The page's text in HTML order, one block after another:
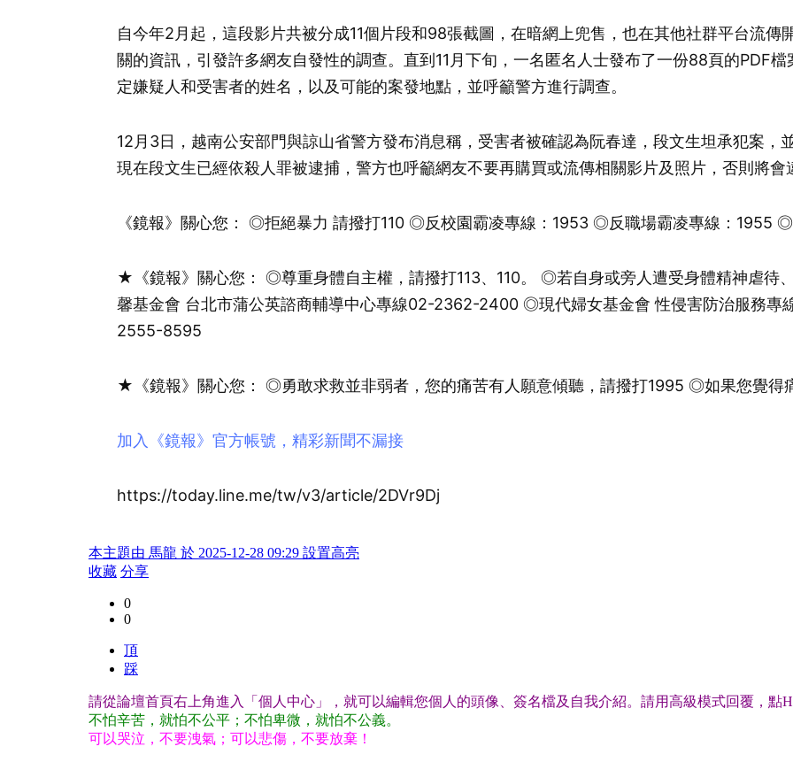
自今年2月起，這段影片共被分成11個片段和98張截圖，在暗網上兜售，也在其他社群平台流
關的資訊，引發許多網友自發性的調查。直到11月下旬，一名匿名人士發布了一份88頁的PDF
定嫌疑人和受害者的姓名，以及可能的案發地點，並呼籲警方進行調查。
12月3日，越南公安部門與諒山省警方發布消息稱，受害者被確認為阮春達，段文生坦承犯案，
現在段文生已經依殺人罪被逮捕，警方也呼籲網友不要再購買或流傳相關影片及照片，否則將會
《鏡報》關心您： ◎拒絕暴力 請撥打110 ◎反校園霸凌專線：1953 ◎反職場霸凌專線：1955
★《鏡報》關心您： ◎尊重身體自主權，請撥打113、110。 ◎若自身或旁人遭受身體精神虐待
馨基金會 台北市蒲公英諮商輔導中心專線02-2362-2400 ◎現代婦女基金會 性侵害防治服務
2555-8595
★《鏡報》關心您： ◎勇敢求救並非弱者，您的痛苦有人願意傾聽，請撥打1995 ◎如果您覺得
加入《鏡報》官方帳號，精彩新聞不漏接
https://today.line.me/tw/v3/article/2DVr9Dj
本主題由 馬龍 於 2025-12-28 09:29 設置高亮
收藏 分享
0
0
頂
踩
請從論壇首頁右上角進入「個人中心」，就可以編輯您個人的頭像、簽名檔及自我介紹。請用高級模式回覆，點
不怕辛苦，就怕不公平；不怕卑微，就怕不公義。
可以哭泣，不要洩氣；可以悲傷，不要放棄！